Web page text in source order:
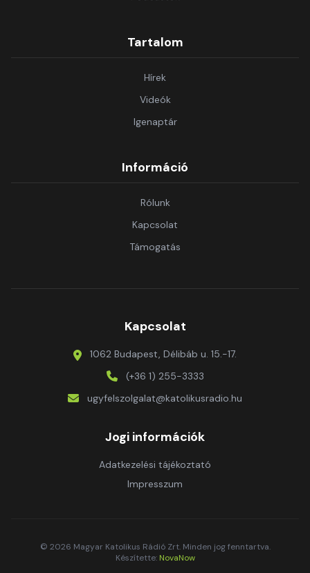
Tartalom
Hírek
Videók
Igenaptár
Információ
Rólunk
Kapcsolat
Támogatás
Kapcsolat
1062 Budapest, Délibáb u. 15.-17.
(+36 1) 255-3333
ugyfelszolgalat@katolikusradio.hu
Jogi információk
Adatkezelési tájékoztató
Impresszum
© 2026 Magyar Katolikus Rádió Zrt. Minden jog fenntartva.
Készítette: NovaNow